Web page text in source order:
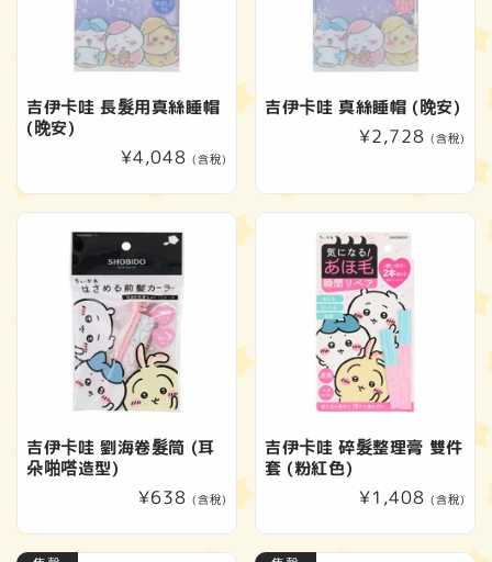
吉伊卡哇 長髮用真絲睡帽
(晚安)
定
¥4,048 (含稅)
吉伊卡哇 真絲睡帽 (晚安)
定
¥2,728 (含稅)
吉伊卡哇 劉海卷髮筒 (耳
朵啪嗒造型)
定
¥638 (含稅)
吉伊卡哇 碎髮整理膏 雙件
套 (粉紅色)
定
¥1,408 (含稅)